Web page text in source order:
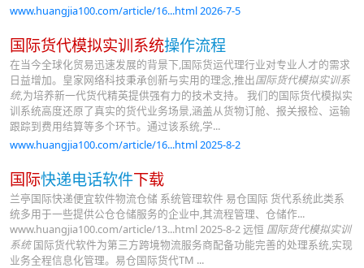
www.huangjia100.com/article/16...html 2026-7-5
国际货代模拟实训系统操作流程
在当今全球化贸易迅速发展的背景下,国际货运代理行业对专业人才的需求
日益增加。皇家网络科技秉承创新与实用的理念,推出国际货代模拟实训系
统,为培养新一代货代精英提供强有力的技术支持。 我们的国际货代模拟实
训系统高度还原了真实的货代业务场景,涵盖从货物订舱、报关报检、运输
跟踪到费用结算等多个环节。通过该系统,学...
www.huangjia100.com/article/16...html 2025-8-2
国际快递电话软件下载
兰亭国际快递便宜软件物流仓储 系统管理软件 易仓国际 货代系统此类系
统多用于一些提供公仓仓储服务的企业中,其流程管理、仓储作...
www.huangjia100.com/article/13...html 2025-8-2 远恒 国际货代模拟实训
系统国际货代软件为第三方跨境物流服务商配备功能完善的处理系统,实现
业务全程信息化管理。易仓国际货代TM ...